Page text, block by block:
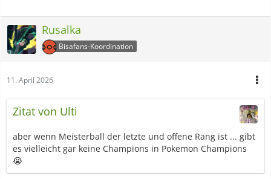
Rusalka
Bisafans-Koordination
11. April 2026
Zitat von Ulti
aber wenn Meisterball der letzte und offene Rang ist ... gibt
es vielleicht gar keine Champions in Pokemon Champions
😭